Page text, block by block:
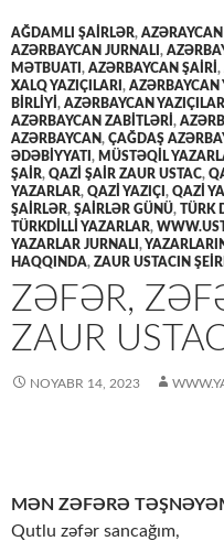
AĞDAMLI ŞAİRLƏR,
AZƏRBAYCAN JURNALI ,
MƏTBUATI , AZƏRBAYCAN ŞAİRİ ,
XALQ YAZIÇILARI , AZƏRBAYCAN
BİRLİYİ , AZƏRBAYCAN YAZIÇILARI
AZƏRBAYCAN ZABİTLƏRİ ,
AZƏRBAYCAN, ÇAĞDAŞ
ƏDƏBIYYATI , MÜSTƏQİL
ŞAİR, QAZİ ŞAİR ZAUR USTAC,
YAZARLAR, QAZİ YAZIÇI , QAZİ
ŞAİRLƏR, ŞAİRLƏR GÜNÜ, TÜRK
TÜRKDİLLİ YAZARLAR,
YAZARLAR JURNALI ,
HAQQINDA, ZAUR USTACIN
ZƏFƏR,
ZAUR
NOYABR 14, 2023
MƏN ZƏFƏRƏ
Qutlu zəfər sancağım,